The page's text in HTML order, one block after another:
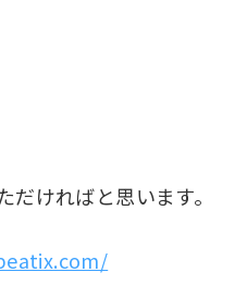
ければと思います。